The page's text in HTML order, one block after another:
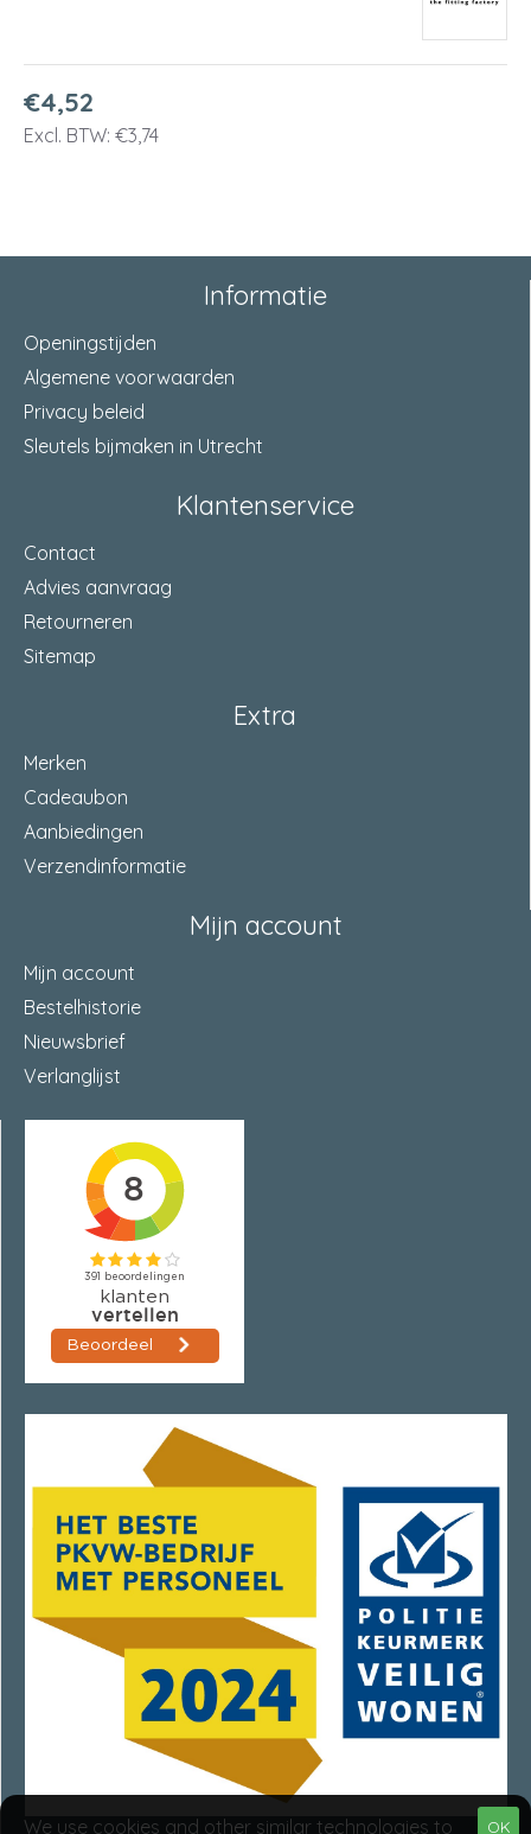
€4,52
Excl. BTW: €3,74
Informatie
Openingstijden
Algemene voorwaarden
Privacy beleid
Sleutels bijmaken in Utrecht
Klantenservice
Contact
Advies aanvraag
Retourneren
Sitemap
Extra
Merken
Cadeaubon
Aanbiedingen
Verzendinformatie
Mijn account
Mijn account
Bestelhistorie
Nieuwsbrief
Verlanglijst
OK
We use cookies and other similar technologies to